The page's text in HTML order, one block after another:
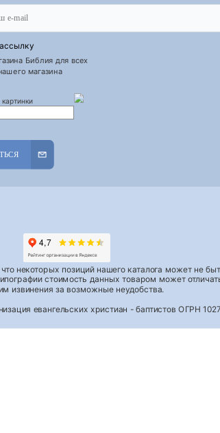
Библия для всех
магазина
некоторых позиций нашего каталога может не
стоимость данных товаром может
извинения за возможные неудобства.
евангельских христиан - баптистов ОГРН